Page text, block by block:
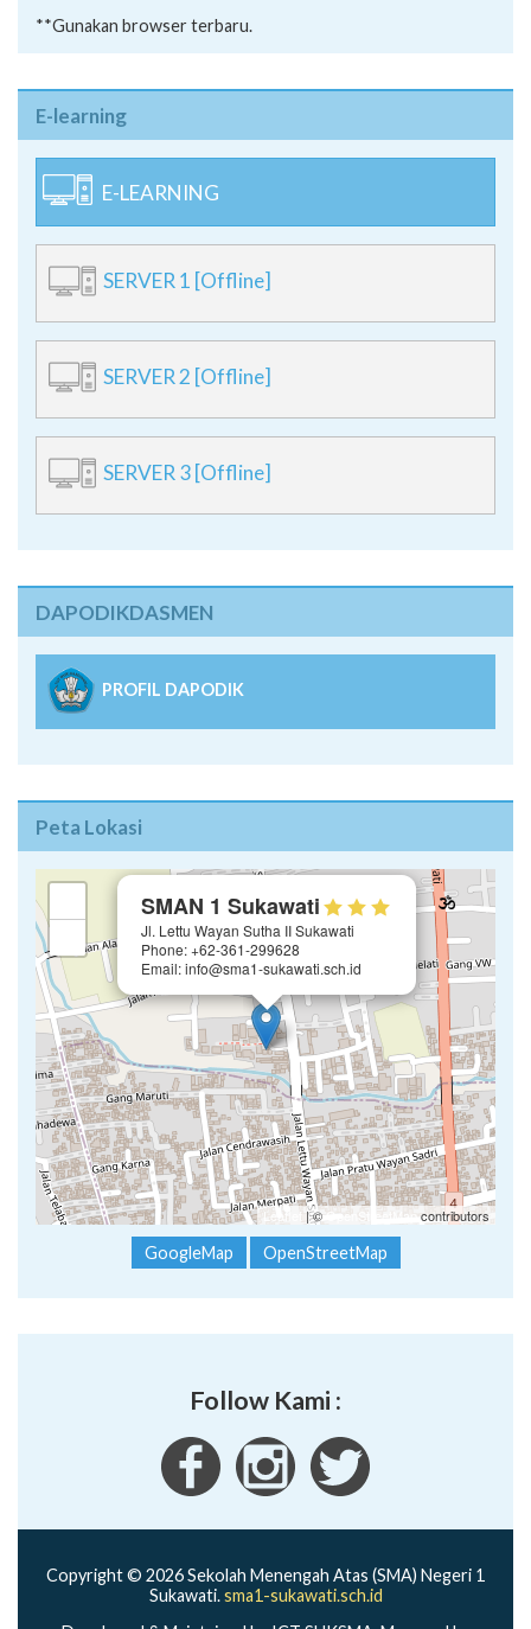
**Gunakan browser terbaru.
E-learning
E-LEARNING
SERVER 1 [Offline]
SERVER 2 [Offline]
SERVER 3 [Offline]
DAPODIKDASMEN
PROFIL DAPODIK
Peta Lokasi
SMAN 1 Sukawati
Jl. Lettu Wayan Sutha II Sukawati
Phone: +62-361-299628
Email: info@sma1-sukawati.sch.id
Leaflet | ©OpenStreetMap contributors
GoogleMap OpenStreetMap
Follow Kami :
Copyright © 2026 Sekolah Menengah Atas (SMA) Negeri 1
Sukawati.sma1-sukawati.sch.id